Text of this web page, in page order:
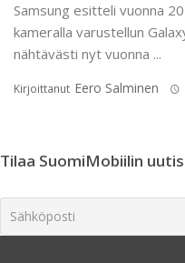
Samsung esitteli vuonna
kameralla varustellun
nähtävästi nyt vuonna ...
Kirjoittanut Eero Salminen
Tilaa SuomiMobiilin